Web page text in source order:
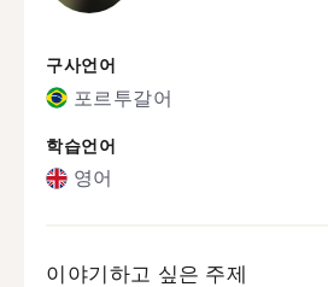
구사언어
포르투갈어
학습언어
영어
이야기하고 싶은 주제